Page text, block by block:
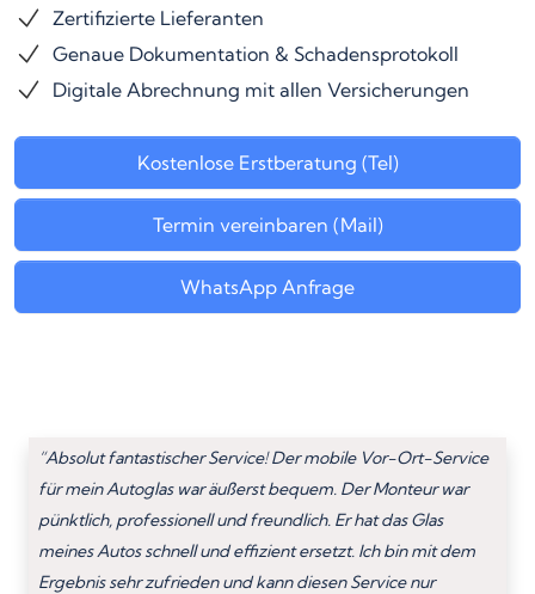
Zertifizierte Lieferanten
Genaue Dokumentation & Schadensprotokoll
Digitale Abrechnung mit allen Versicherungen
Kostenlose Erstberatung (Tel)
Termin vereinbaren (Mail)
WhatsApp Anfrage
“Absolut fantastischer Service! Der mobile Vor-Ort-Service
für mein Autoglas war äußerst bequem. Der Monteur war
pünktlich, professionell und freundlich. Er hat das Glas
meines Autos schnell und effizient ersetzt. Ich bin mit dem
Ergebnis sehr zufrieden und kann diesen Service nur